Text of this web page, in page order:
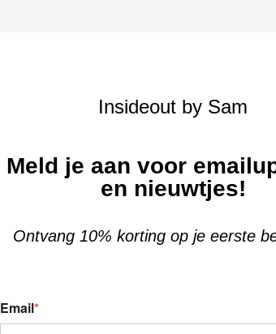
Insideout by Sam
Meld je aan voor
en nieuwtjes!
Ontvang 10% korting op je eerste
Email*